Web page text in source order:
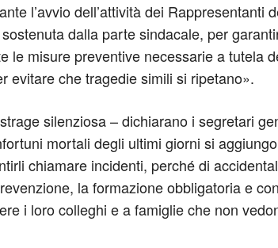
l’avvio dell’attività dei
dalla parte sindacale, per
le misure preventive necessarie a
evitare che tragedie simili si ripetano».
silenziosa – dichiarano i segretari
mortali degli ultimi giorni si
chiamare incidenti, perché di
la formazione obbligatoria e
i loro colleghi e a famiglie che non